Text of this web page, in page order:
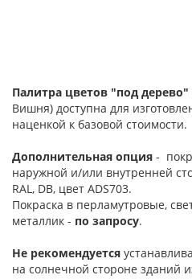
Палитра цветов "под дерево"
Вишня) доступна для
наценкой к базовой стоимости.
Дополнительная опция -
наружной и/или внутренней
RAL, DB, цвет ADS703.
Покраска в перламутровые,
металлик - по запросу.
Не рекомендуется
на солнечной стороне зданий